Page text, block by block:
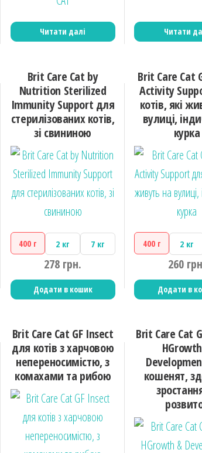
Читати далі Читати
Brit Care Cat by
Nutrition Sterilized
Immunity Support для
стерилізованих котів,
зі свининою
400 г 2 кг 7 кг
278 грн.
Додати в кошик
Brit Care Cat
Activity
котів, які
вулиці,
курка
400 г 2 кг
260
Додати в
Brit Care Cat GF Insect
для котів з харчовою
непереносимістю, з
комахами та рибою
Brit Care Cat
кошенят,